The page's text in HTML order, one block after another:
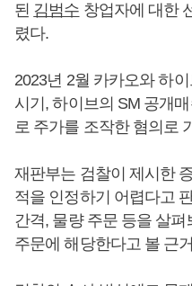
된 김범수 창업자에 대한
렸다.
2023년 2월 카카오와 하
시기, 하이브의 SM 공개
로 주가를 조작한 혐의로
재판부는 검찰이 제시한
적을 인정하기 어렵다고
간격, 물량 주문 등을 살
주문에 해당한다고 볼 근